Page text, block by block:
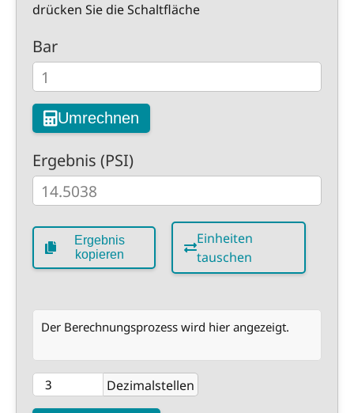
drücken Sie die Schaltfläche
Bar
Umrechnen
Ergebnis (PSI)
Ergebnis
kopieren
Einheiten
tauschen
Der Berechnungsprozess wird hier angezeigt.
Dezimalstellen